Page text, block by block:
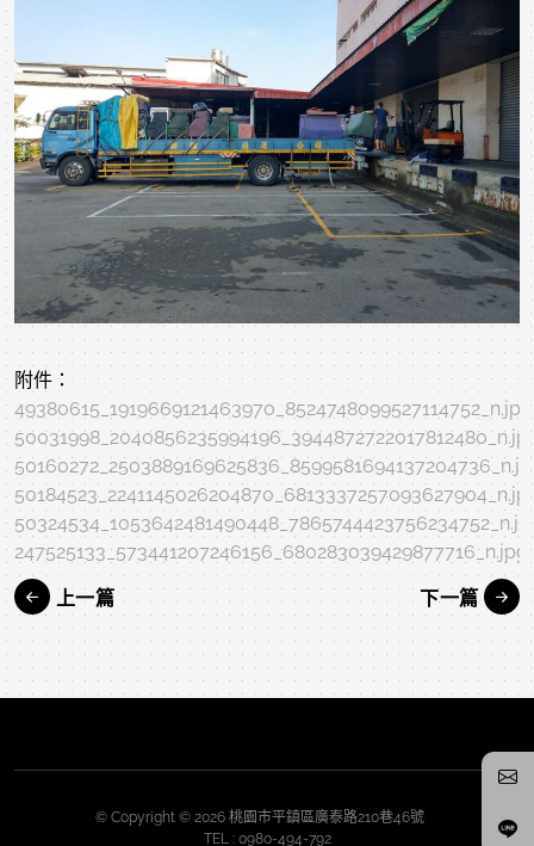
附件：
49380615_1919669121463970_8524748099527114752_n.jpg
247525133_573441207246156_680283039429877716_n.jpg
上一篇 下一篇
© Copyright © 2026 桃園市平鎮區廣泰路210巷46號
TEL : 0980-494-792